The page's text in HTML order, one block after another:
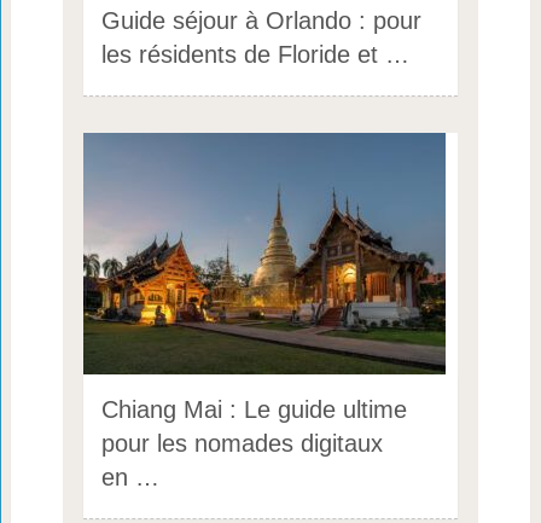
Guide séjour à Orlando : pour
les résidents de Floride et …
Chiang Mai : Le guide ultime
pour les nomades digitaux
en …